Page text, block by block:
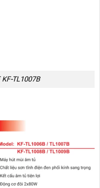
TL1007B